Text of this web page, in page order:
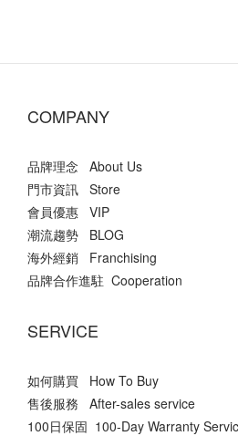
COMPANY
品牌理念 About Us
門市資訊 Store
會員優惠 VIP
潮流趨勢 BLOG
海外經銷 Franchising
品牌合作進駐 Cooperation
SERVICE
如何購買 How To Buy
售後服務 After-sales service
100日保固 100-Day Warranty